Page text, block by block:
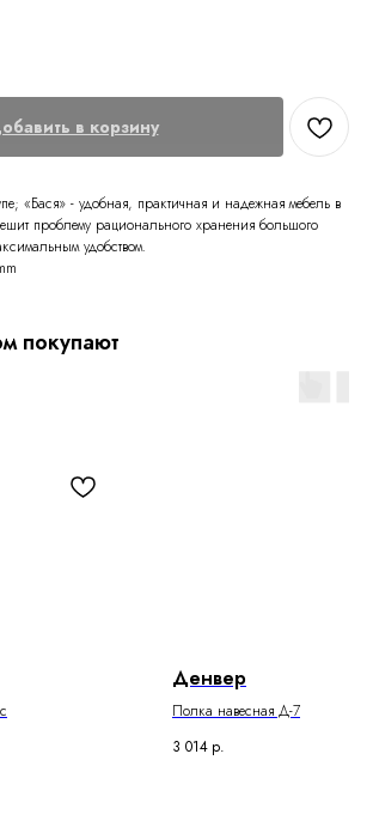
в корзину
«Бася» - удобная, практичная и надежная мебель в
проблему рационального хранения большого
удобством.
покупают
Денвер
Полка навесная Д-7
3 014 р.